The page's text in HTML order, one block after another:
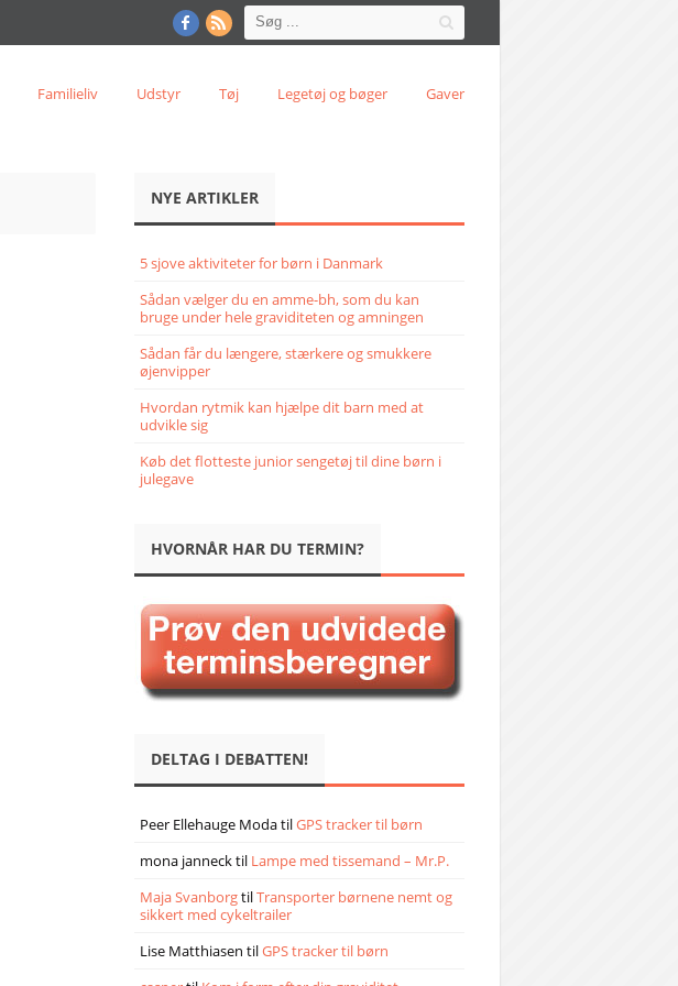
Familieliv Udstyr Tøj Legetøj og bøger Gaver
NYE ARTIKLER
5 sjove aktiviteter for børn i Danmark
Sådan vælger du en amme-bh, som du kan
bruge under hele graviditeten og amningen
Sådan får du længere, stærkere og smukkere
øjenvipper
Hvordan rytmik kan hjælpe dit barn med at
udvikle sig
Køb det flotteste junior sengetøj til dine børn i
julegave
HVORNÅR HAR DU TERMIN?
DELTAG I DEBATTEN!
Peer Ellehauge ModatilGPS tracker til børn
mona jannecktil Lampe med tissemand – Mr.P.
Maja SvanborgtilTransporter børnene nemt og
sikkert med cykeltrailer
Lise Matthiasen tilGPS tracker til børn